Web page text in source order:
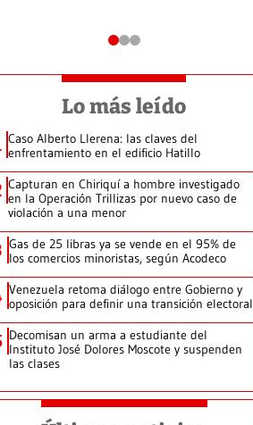
Lo más leído
Caso Alberto Llerena: las claves del
enfrentamiento en el edificio Hatillo
Capturan en Chiriquí a hombre investigado
en la Operación Trillizas por nuevo caso de
violación a una menor
Gas de 25 libras ya se vende en el 95% de
los comercios minoristas, según Acodeco
Venezuela retoma diálogo entre Gobierno y
oposición para definir una transición electoral
Decomisan un arma a estudiante del
Instituto José Dolores Moscote y suspenden
las clases